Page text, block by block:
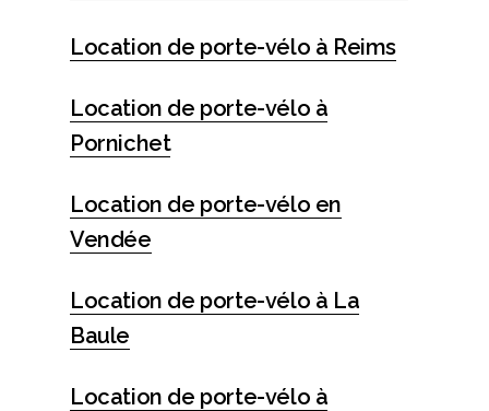
Location de porte-vélo à Reims
Location de porte-vélo à
Pornichet
Location de porte-vélo en
Vendée
Location de porte-vélo à La
Baule
Location de porte-vélo à